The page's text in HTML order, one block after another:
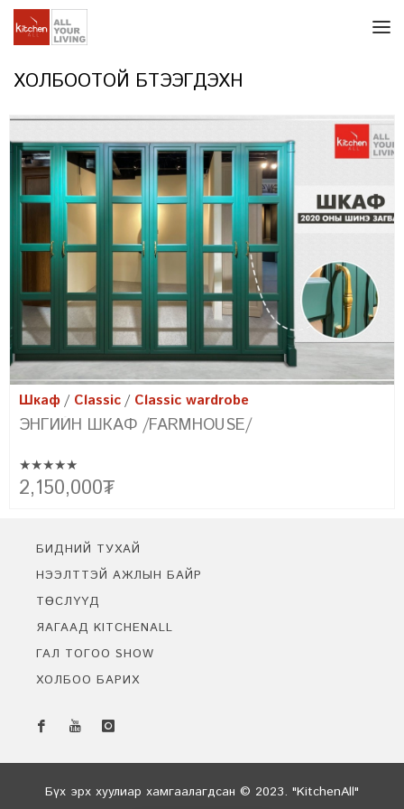
ХОЛБООТОЙ БҮТЭЭГДЭХҮҮН
Шкаф Classic Classic wardrobe
ЭНГИЙН ШКАФ /FARMHOUSE/
Эртний сонгодог болон орчин үеийн хэв маягийн хамтад нь
цогцлоосон бидний төгс бүтээл FARMHOUSE-г танилцуулж
бүтээх болсноор үүссэн юм.
2,150,000₮
★★★★★
БИДНИЙ ТУХАЙ
НЭЭЛТТЭЙ АЖЛЫН БАЙР
ТӨСЛҮҮД
ЯАГААД KITCHENALL
ГАЛ ТОГОО SHOW
ХОЛБОО БАРИХ
Бүх эрх хуулиар хамгаалагдсан © 2023. "KitchenAll"